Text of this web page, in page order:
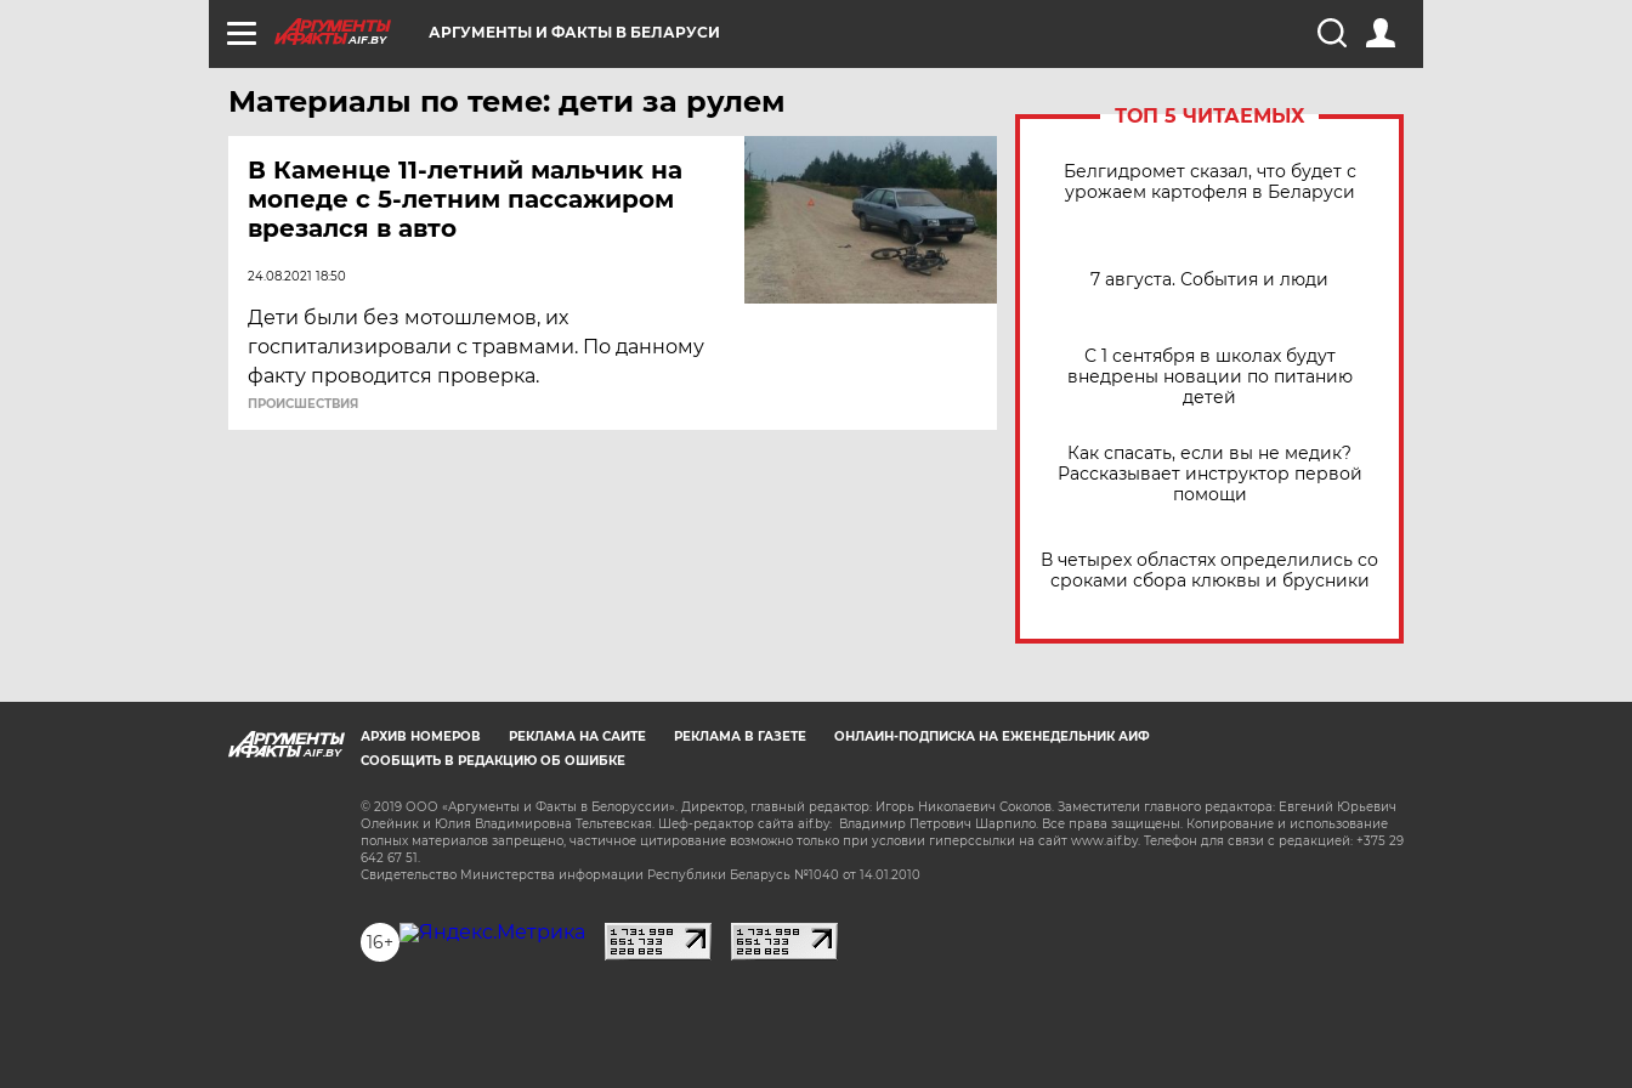
AIF.BY АРГУМЕНТЫ И ФАКТЫ В БЕЛАРУСИ
Материалы по теме: дети за рулем
В Каменце 11-летний мальчик на
мопеде с 5-летним пассажиром
врезался в авто
24.08.2021 18:50
Дети были без мотошлемов, их
госпитализировали с травмами. По данному
факту проводится проверка.
ПРОИСШЕСТВИЯ
ТОП 5 ЧИТАЕМЫХ
Белгидромет сказал, что будет с
урожаем картофеля в Беларуси
7 августа. События и люди
С 1 сентября в школах будут
внедрены новации по питанию
детей
Как спасать, если вы не медик?
Рассказывает инструктор первой
помощи
В четырех областях определились со
сроками сбора клюквы и брусники
AIF.BY
АРХИВ НОМЕРОВ РЕКЛАМА НА САЙТЕ РЕКЛАМА В ГАЗЕТЕ
ОНЛАЙН-ПОДПИСКА НА ЕЖЕНЕДЕЛЬНИК АИФ
СООБЩИТЬ В РЕДАКЦИЮ ОБ ОШИБКЕ
© 2019 ООО «Аргументы и Факты в Белоруссии». Директор, главный редактор: Игорь Николаевич Соколов. Заместители главного редактора: Евгений Юрьевич
Олейник и Юлия Владимировна Тельтевская. Шеф-редактор сайта aif.by: Владимир Петрович Шарпило. Все права защищены. Копирование и использование
полных материалов запрещено, частичное цитирование возможно только при условии гиперссылки на сайт www.aif.by. Телефон для связи с редакцией: +375 29
642 67 51.
Свидетельство Министерства информации Республики Беларусь №1040 от 14.01.2010
16+